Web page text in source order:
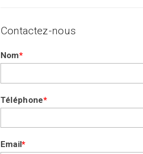
Contactez-nous
Nom*
Téléphone*
Email*
vous
un
humain,
ne
ce